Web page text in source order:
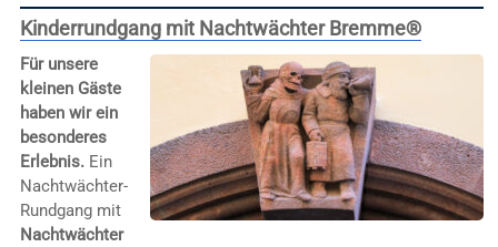
Kinderrundgang mit Nachtwächter Bremme®
Für unsere
kleinen Gäste
haben wir ein
besonderes
Erlebnis.Ein
Nachtwächter-
Rundgang mit
Nachtwächter